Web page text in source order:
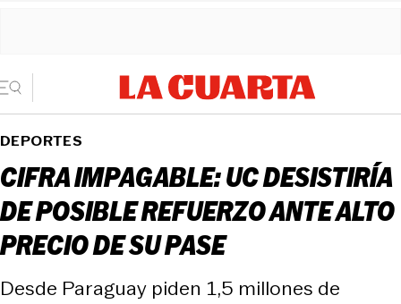
DEPORTES
CIFRA IMPAGABLE: UC DESISTIRÍA
DE POSIBLE REFUERZO ANTE ALTO
PRECIO DE SU PASE
Desde Paraguay piden 1,5 millones de